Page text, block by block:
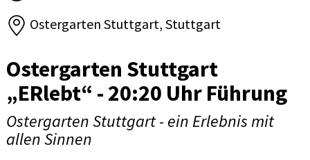
Ostergarten Stuttgart, Stuttgart
Ostergarten Stuttgart
„ERlebt“ - 20:20 Uhr Führung
Ostergarten Stuttgart - ein Erlebnis mit
allen Sinnen